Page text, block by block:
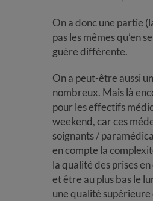
On a donc une partie
pas les mêmes qu’en
guère différente.
On a peut-être aussi
nombreux. Mais là
pour les effectifs
weekend, car ces
soignants /
en compte la
la qualité des prises
et être au plus bas le
une qualité supérieure